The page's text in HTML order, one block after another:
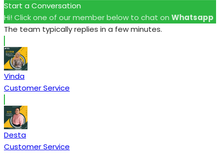
Start a Conversation
Hi! Click one of our member below to chat on Whatsapp
The team typically replies in a few minutes.
Vinda
Customer Service
Desta
Customer Service